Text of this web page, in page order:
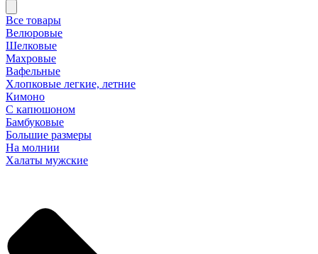
Все товары
Велюровые
Шелковые
Махровые
Вафельные
Хлопковые легкие, летние
Кимоно
С капюшоном
Бамбуковые
Большие размеры
На молнии
Халаты мужские